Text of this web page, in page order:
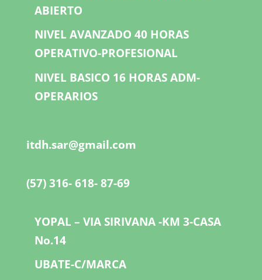
ABIERTO
NIVEL AVANZADO 40 HORAS
OPERATIVO-PROFESIONAL
NIVEL BASICO 16 HORAS ADM-
OPERARIOS
itdh.sar@gmail.com
(57) 316- 618- 87-69
YOPAL – VIA SIRIVANA -KM 3-CASA
No.14
UBATE-C/MARCA